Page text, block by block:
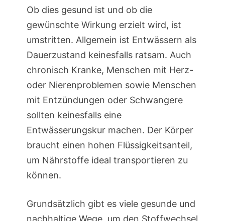
Ob dies gesund ist und ob die
gewünschte Wirkung erzielt wird, ist
umstritten. Allgemein ist Entwässern als
Dauerzustand keinesfalls ratsam. Auch
chronisch Kranke, Menschen mit Herz-
oder Nierenproblemen sowie Menschen
mit Entzündungen oder Schwangere
sollten keinesfalls eine
Entwässerungskur machen. Der Körper
braucht einen hohen Flüssigkeitsanteil,
um Nährstoffe ideal transportieren zu
können.
Grundsätzlich gibt es viele gesunde und